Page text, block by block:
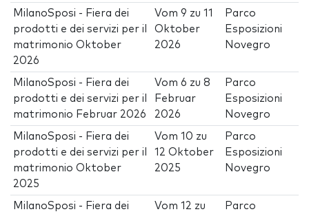
MilanoSposi - Fiera dei
prodotti e dei servizi per il
matrimonio Oktober
2026
Vom9 zu11
Oktober
2026
Parco
Esposizioni
Novegro
MilanoSposi - Fiera dei
prodotti e dei servizi per il
matrimonio Februar 2026
Vom6 zu8
Februar
2026
Parco
Esposizioni
Novegro
MilanoSposi - Fiera dei
prodotti e dei servizi per il
matrimonio Oktober
2025
Vom10 zu
12 Oktober
2025
Parco
Esposizioni
Novegro
MilanoSposi - Fiera dei
Vom12 zu
Parco